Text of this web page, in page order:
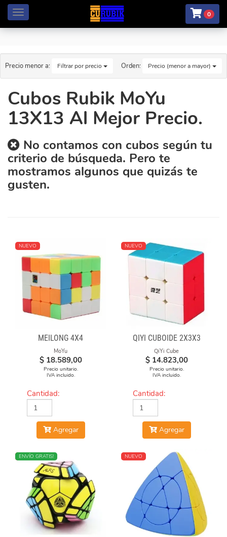
Menú 0
Precio menor a: Filtrar por precio Orden: Precio (menor a mayor)
Cubos Rubik MoYu
13X13 Al Mejor Precio.
No contamos con cubos según tu
criterio de búsqueda. Pero te
mostramos algunos que quizás te
gusten.
NUEVO
MEILONG 4X4
MoYu
$ 18.589,00
Precio unitario.
IVA incluido.
Cantidad:
Agregar
NUEVO
QIYI CUBOIDE 2X3X3
QiYi Cube
$ 14.823,00
Precio unitario.
IVA incluido.
Cantidad:
Agregar
NUEVO
ENVÍO GRATIS! NUEVO